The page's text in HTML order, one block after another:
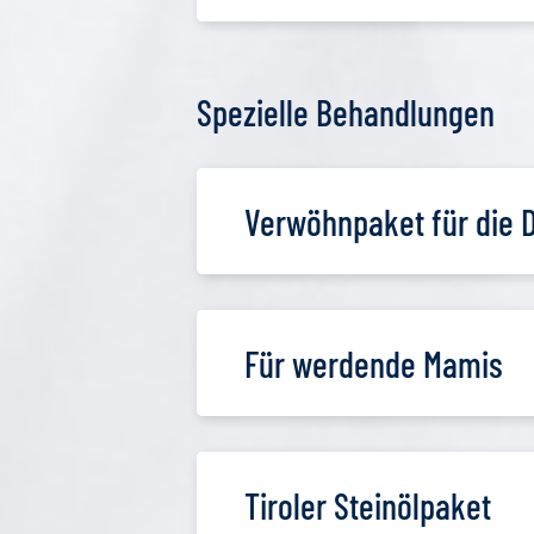
Spezielle Behandlungen
Verwöhnpaket für die
Für werdende Mamis
Tiroler Steinölpaket